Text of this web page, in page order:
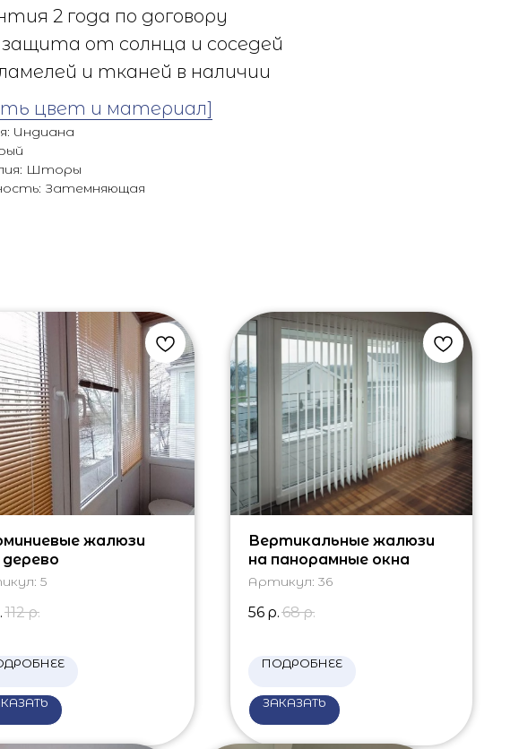
2 года по договору
защита от солнца и соседей
и тканей в наличии
цвет и материал]
Индиана
Шторы
Затемняющая
жалюзи
дерево
5
112 р.
Вертикальные жалюзи
на панорамные окна
Артикул: 36
56 р. 68 р.
ПОДРОБНЕЕ
ЗАКАЗАТЬ